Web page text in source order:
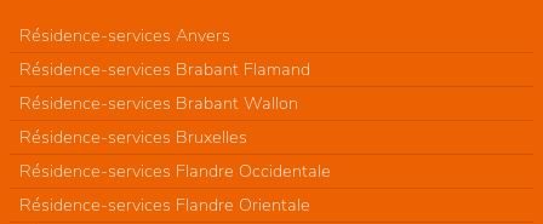
Résidence-services Anvers
Résidence-services Brabant Flamand
Résidence-services Brabant Wallon
Résidence-services Bruxelles
Résidence-services Flandre Occidentale
Résidence-services Flandre Orientale